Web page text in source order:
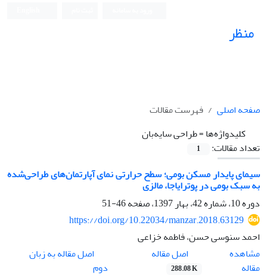
منظر
صفحه اصلی
فهرست مقالات
کلیدواژه‌ها =طراحی سایه‌بان
تعداد مقالات:
1
سیمای پایدار مسکن بومی؛ سطح حرارتی نمای آپارتمان‌های طراحی‌شده
به سبک بومی در پوترایاجا، مالزی
دوره 10، شماره 42، بهار 1397، صفحه
46-51
https://doi.org/10.22034/manzar.2018.63129
احمد سنوسی حسن، فاطمه خزاعی
مشاهده
مقاله
اصل مقاله
288.08 K
اصل مقاله به زبان
دوم